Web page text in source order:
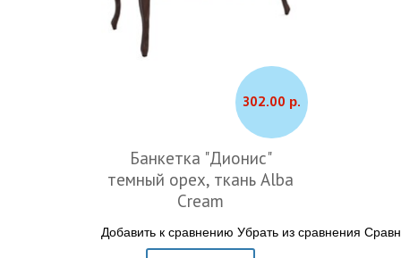
302.00 р.
Банкетка "Дионис"
темный орех, ткань Alba
Cream
Добавить к сравнению Убрать из сравнения